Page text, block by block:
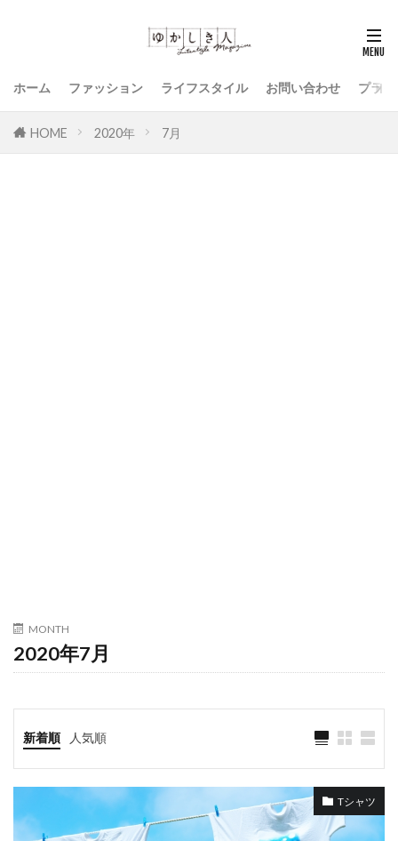
ホーム ファッション ライフスタイル お問い合わせ プラ
HOME 2020年 7月
MONTH
2020年7月
新着順 人気順
Tシャツ